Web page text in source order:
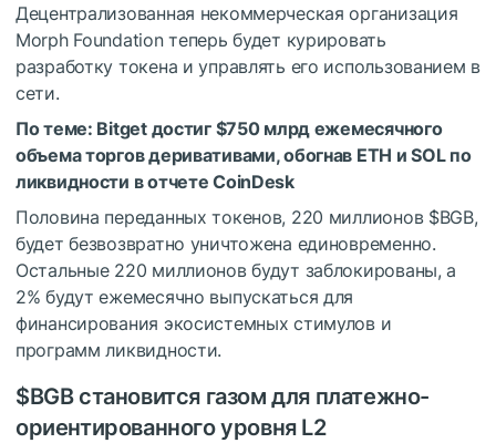
Децентрализованная некоммерческая организация
Morph Foundation теперь будет курировать
разработку токена и управлять его использованием в
сети.
По теме: Bitget достиг $750 млрд ежемесячного
объема торгов деривативами, обогнав ETH и SOL по
ликвидности в отчете CoinDesk
Половина переданных токенов, 220 миллионов $BGB,
будет безвозвратно уничтожена единовременно.
Остальные 220 миллионов будут заблокированы, а
2% будут ежемесячно выпускаться для
финансирования экосистемных стимулов и
программ ликвидности.
$BGBстановится газом для платежно-
ориентированного уровня L2